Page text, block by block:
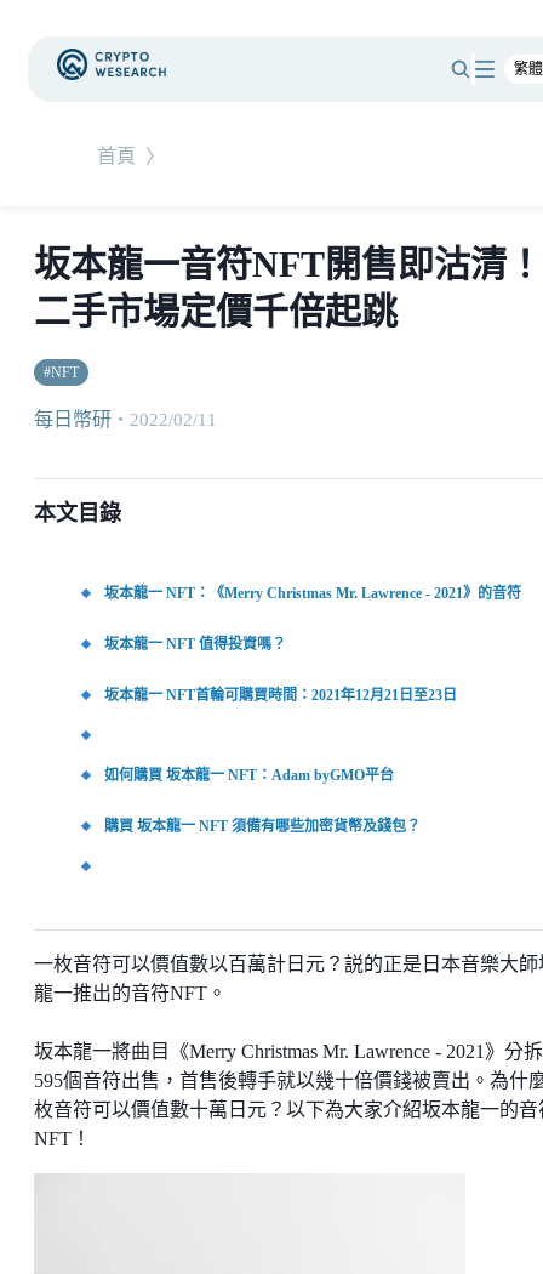
首頁 〉
坂本龍一音符NFT開售即沽清！
二手市場定價千倍起跳
#NFT
每日幣研 ・ 2022/02/11
本文目錄
坂本龍一 NFT：《Merry Christmas Mr. Lawrence - 2021》的音符
坂本龍一 NFT 值得投資嗎？
坂本龍一 NFT首輪可購買時間：2021年12月21日至23日
如何購買 坂本龍一 NFT：Adam byGMO平台
購買 坂本龍一 NFT 須備有哪些加密貨幣及錢包？
一枚音符可以價值數以百萬計日元？説的正是日本音樂大師
龍一推出的音符NFT。
坂本龍一將曲目《Merry Christmas Mr. Lawrence - 2021》分
595個音符出售，首售後轉手就以幾十倍價錢被賣出。為什
枚音符可以價值數十萬日元？以下為大家介紹坂本龍一的音
NFT！